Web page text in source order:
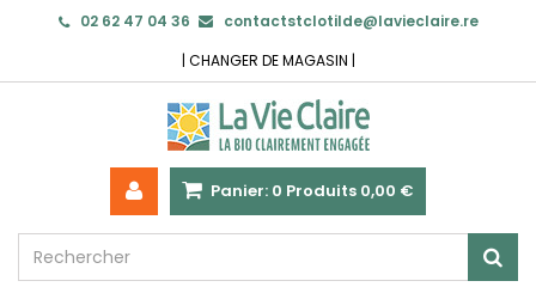
02 62 47 04 36
contactstclotilde@lavieclaire.re
| CHANGER DE MAGASIN |
Panier: 0 Produits 0,00 €